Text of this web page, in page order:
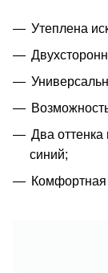
Утеплена
Два
синий;
Комфортная